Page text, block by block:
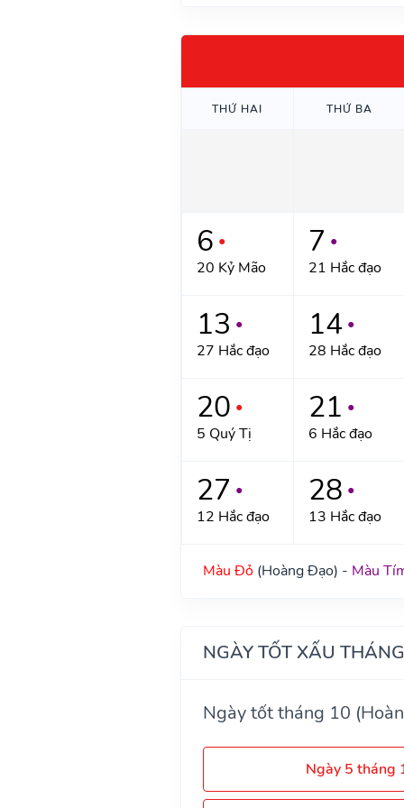
THỨ HAI THỨ BA
6 ●
20 Kỷ Mão
7 ●
21 Hắc đạo
13 ●
27 Hắc đạo
14 ●
28 Hắc đạo
20 ●
5 Quý Tị
21 ●
6 Hắc đạo
27 ●
12 Hắc đạo
28 ●
13 Hắc đạo
Màu Đỏ(Hoàng Đạo) - Màu
NGÀY TỐT XẤU
Ngày tốt tháng 10
Ngày 5 tháng